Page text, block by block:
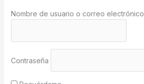
Nombre de usuario o correo electrónico
Contraseña